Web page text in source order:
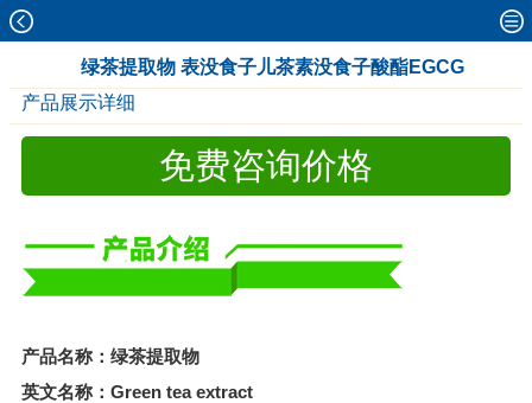
绿茶提取物 表没食子儿茶素没食子酸酯EGCG
产品展示详细
免费咨询价格
产品名称：绿茶提取物
英文名称：Green tea extract